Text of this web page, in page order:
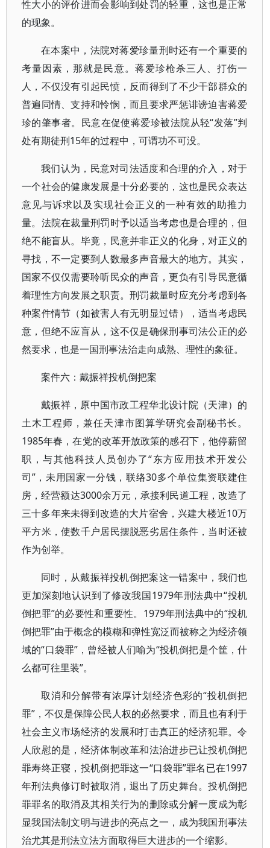
性大小的评价进而会影响到处罚的轻重，这也是正常
的现象。
在本案中，法院对蒋爱珍量刑时还有一个重要的
考量因素，那就是民意。蒋爱珍枪杀三人、打伤一
人，不仅没有引起民愤，反而得到了不少干部群众的
普遍同情、支持和怜悯，而且要求严惩诽谤迫害蒋爱
珍的肇事者。民意在促使蒋爱珍被法院从轻“发落”判
处有期徒刑15年的过程中，可谓功不可没。
我们认为，民意对司法适度和合理的介入，对于
一个社会的健康发展是十分必要的，这也是民众表达
意见与诉求以及实现社会正义的一种有效的助推力
量。法院在裁量刑罚时予以适当考虑也是合理的，但
绝不能盲从。毕竟，民意并非正义的化身，对正义的
寻找，不一定要到人数最多声音最大的地方。其实，
国家不仅仅需要聆听民众的声音，更负有引导民意循
着理性方向发展之职责。刑罚裁量时应充分考虑到各
种案件情节（如被害人有无明显过错），适当考虑民
意，但绝不应盲从，这不仅是确保刑事司法公正的必
然要求，也是一国刑事法治走向成熟、理性的象征。
案件六：戴振祥投机倒把案
戴振祥，原中国市政工程华北设计院（天津）的
土木工程师，兼任天津市图算学研究会副秘书长。
1985年春，在党的改革开放政策的感召下，他停薪留
职，与其他科技人员创办了“东方应用技术开发公
司”，未用国家一分钱，联络30多个单位集资联建住
房，经营额达3000余万元，承接利民道工程，改造了
三十多年来未得到改造的大片宿舍，兴建大楼近10万
平方米，使数千户居民摆脱恶劣居住条件，当时还被
作为创举。
同时，从戴振祥投机倒把案这一错案中，我们也
更加深刻地认识到了修改我国1979年刑法典中“投机
倒把罪”的必要性和重要性。1979年刑法典中的“投机
倒把罪”由于概念的模糊和弹性宽泛而被称之为经济领
域的“口袋罪”，曾经被人们喻为“投机倒把是个筐，什
么都可往里装”。
取消和分解带有浓厚计划经济色彩的“投机倒把
罪”，不仅是保障公民人权的必然要求，而且也有利于
社会主义市场经济的发展和打击真正的经济犯罪。令
人欣慰的是，经济体制改革和法治进步已让投机倒把
罪寿终正寝，投机倒把罪这一“口袋罪”罪名已在1997
年刑法典修订时被取消，退出了历史舞台。投机倒把
罪罪名的取消及其相关行为的删除或分解一度成为彰
显我国法制文明与进步的亮点之一，成为我国刑事法
治尤其是刑法立法方面取得巨大进步的一个缩影。